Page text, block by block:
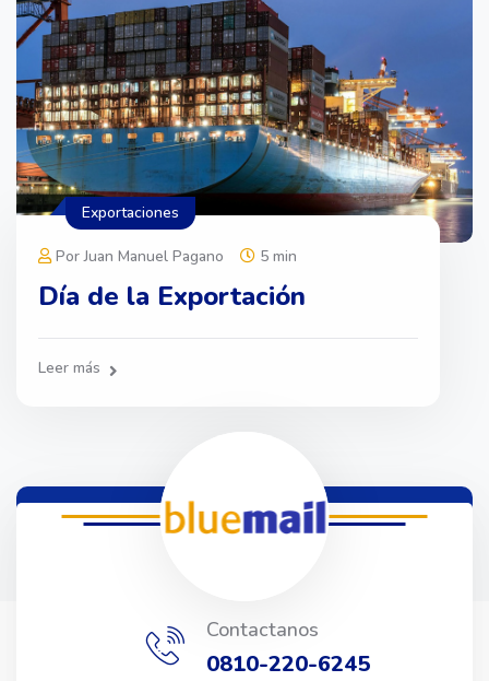
Por Juan Manuel Pagano 5 min
Día de la Exportación
Leer más
Exportaciones
Contactanos
0810-220-6245